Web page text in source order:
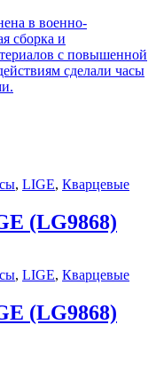
в военно-
сборка и
с повышенной
сделали часы
, LIGE, Кварцевые
(LG9868)
, LIGE, Кварцевые
(LG9868)